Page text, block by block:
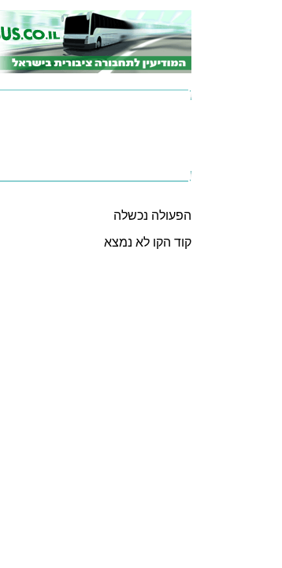
הפעולה נכשלה
קוד הקו לא נמצא